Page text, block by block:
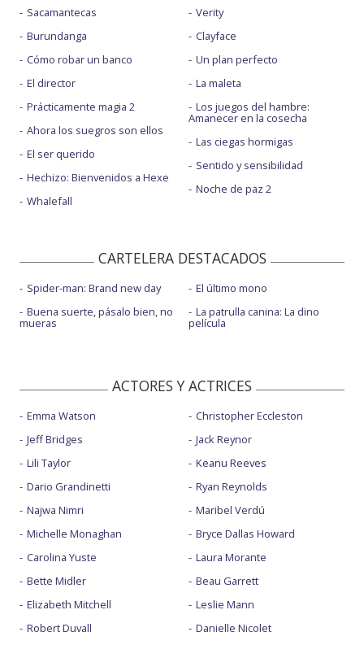
Sacamantecas
Burundanga
Cómo robar un banco
El director
Prácticamente magia 2
Ahora los suegros son ellos
El ser querido
Hechizo: Bienvenidos a Hexe
Whalefall
Verity
Clayface
Un plan perfecto
La maleta
Los juegos del hambre:
Amanecer en la cosecha
Las ciegas hormigas
Sentido y sensibilidad
Noche de paz 2
CARTELERA DESTACADOS
Spider-man: Brand new day
Buena suerte, pásalo bien, no
mueras
El último mono
La patrulla canina: La dino
película
ACTORES Y ACTRICES
Emma Watson
Jeff Bridges
Lili Taylor
Dario Grandinetti
Najwa Nimri
Michelle Monaghan
Carolina Yuste
Bette Midler
Elizabeth Mitchell
Robert Duvall
Christopher Eccleston
Jack Reynor
Keanu Reeves
Ryan Reynolds
Maribel Verdú
Bryce Dallas Howard
Laura Morante
Beau Garrett
Leslie Mann
Danielle Nicolet